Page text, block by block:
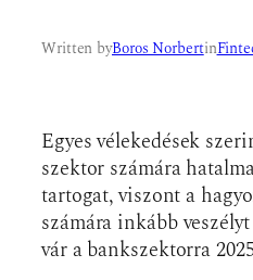
Written byBoros Norbertin
Egyes vélekedések
szektor számára
tartogat, viszont a
számára inkább
vár a bankszektorra